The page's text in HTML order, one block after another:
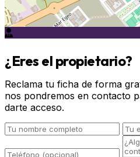
¿Eres el propietario?
Reclama tu ficha de forma
nos pondremos en contacto
darte acceso.